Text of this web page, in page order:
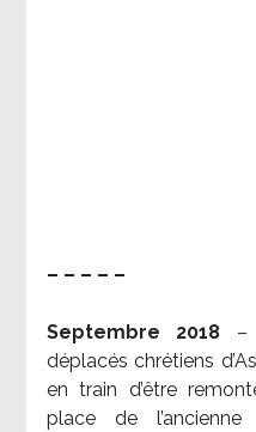
– – – – –
Septembre 2018 –
déplacés chrétiens
en train d’être
place de